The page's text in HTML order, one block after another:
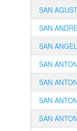
SAN
SAN
SAN ANGEL
SAN
SAN
SAN
SAN